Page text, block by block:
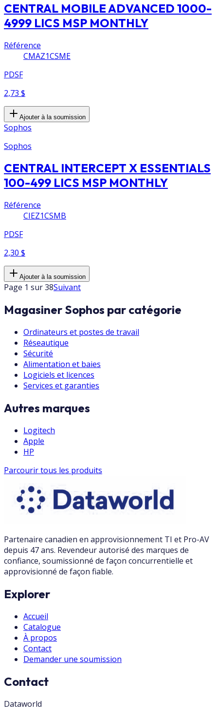
CENTRAL MOBILE ADVANCED 1000-
4999 LICS MSP MONTHLY
Référence
CMAZ1CSME
PDSF
2,73 $
Ajouter à la soumission
Sophos
Sophos
CENTRAL INTERCEPT X ESSENTIALS
100-499 LICS MSP MONTHLY
Référence
CIEZ1CSMB
PDSF
2,30 $
Ajouter à la soumission
Page 1 sur 38Suivant
Magasiner Sophos par catégorie
Ordinateurs et postes de travail
Réseautique
Sécurité
Alimentation et baies
Logiciels et licences
Services et garanties
Autres marques
Logitech
Apple
HP
Parcourir tous les produits
Partenaire canadien en approvisionnement TI et Pro-AV
depuis 47 ans. Revendeur autorisé des marques de
confiance, soumissionné de façon concurrentielle et
approvisionné de façon fiable.
Explorer
Accueil
Catalogue
À propos
Contact
Demander une soumission
Contact
Dataworld